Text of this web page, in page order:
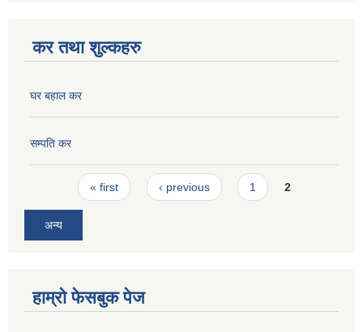
कर तथा शुल्कहरु
घर बहाल कर
सम्पति कर
Pages« first ‹ previous 1 2
अन्य
हाम्रो फेसबुक पेज